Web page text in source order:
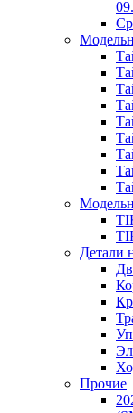
Детали
Прочие